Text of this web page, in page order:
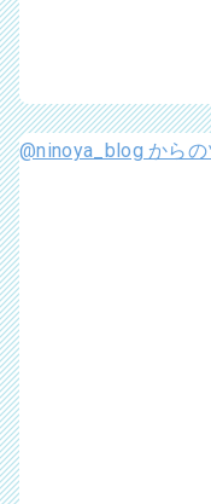
@ninoya_blog からの